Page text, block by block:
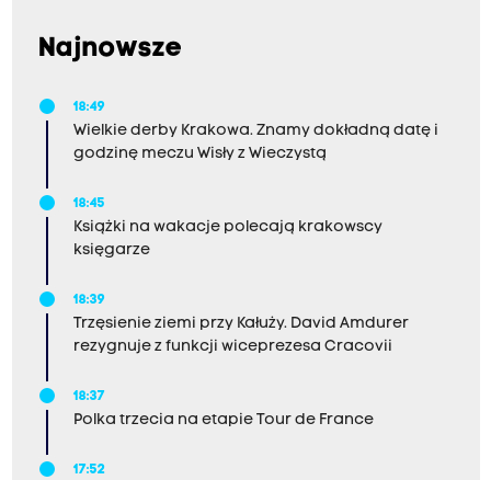
Najnowsze
18:49
Wielkie derby Krakowa. Znamy dokładną datę i
godzinę meczu Wisły z Wieczystą
18:45
Książki na wakacje polecają krakowscy
księgarze
18:39
Trzęsienie ziemi przy Kałuży. David Amdurer
rezygnuje z funkcji wiceprezesa Cracovii
18:37
Polka trzecia na etapie Tour de France
17:52